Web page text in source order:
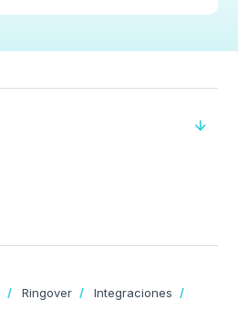
Ringover
Integraciones